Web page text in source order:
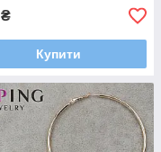
₴
Купити